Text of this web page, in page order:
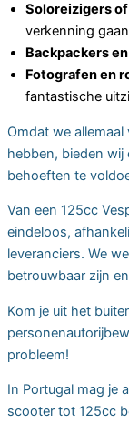
Soloreizigers
verkenning gaan
Backpackers
Fotografen en
fantastische
Omdat we
hebben, bieden wij
behoeften te
Van een 125cc
eindeloos,
leveranciers. We
betrouwbaar zijn
Kom je uit het
probleem!
In Portugal mag je
scooter tot 125cc